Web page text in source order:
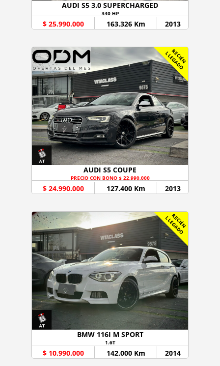
AUDI S5 3.0 SUPERCHARGED
340 HP
$ 25.990.000 163.326 Km 2013
R
E
C
I
É
N
L
L
E
G
A
D
O
AUDI S5 COUPE
PRECIO CON BONO $ 22.990.000
$ 24.990.000 127.400 Km 2013
R
E
C
I
É
N
L
L
E
G
A
D
O
BMW 116I M SPORT
1.6T
$ 10.990.000 142.000 Km 2014